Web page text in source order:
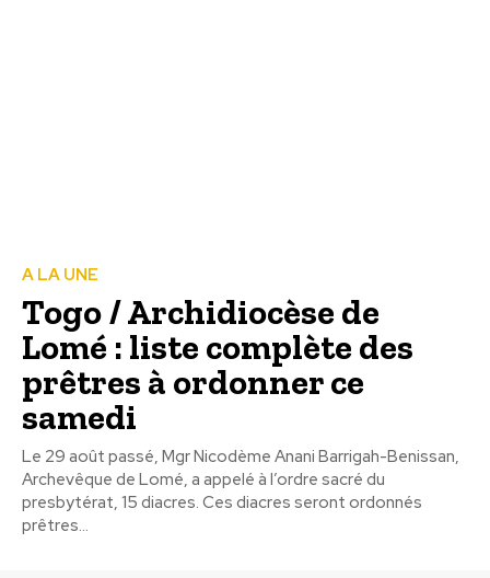
A LA UNE
Togo / Archidiocèse de
Lomé : liste complète des
prêtres à ordonner ce
samedi
Le 29 août passé, Mgr Nicodème Anani Barrigah-Benissan,
Archevêque de Lomé, a appelé à l’ordre sacré du
presbytérat, 15 diacres. Ces diacres seront ordonnés
prêtres...